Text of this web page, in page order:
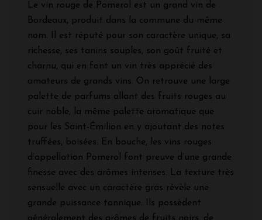
Le vin rouge de Pomerol est un grand vin de
Bordeaux, produit dans la commune du même
nom. Il est réputé pour son caractère unique, sa
richesse, ses tanins souples, son goût fruité et
charnu, qui en font un vin très apprécié des
amateurs de grands vins. On retrouve une large
palette de parfums allant des fruits rouges au
cuir noble, la même palette aromatique que
pour les Saint-Émilion en y ajoutant des notes
truffées, boisées. En bouche, les vins rouges
d’appellation Pomerol font preuve d’une grande
finesse avec des arômes intenses. La texture très
sensuelle avec un caractère gras révèle une
grande puissance tannique. Ils possèdent